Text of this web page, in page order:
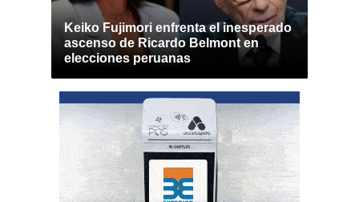
Keiko Fujimori enfrenta el inesperado
ascenso de Ricardo Belmont en
elecciones peruanas